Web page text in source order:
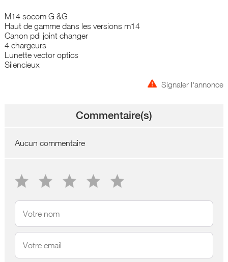
M14 socom G &G
Haut de gamme dans les versions m14
Canon pdi joint changer
4 chargeurs
Lunette vector optics
Silencieux
Signaler l'annonce
Commentaire(s)
Aucun commentaire